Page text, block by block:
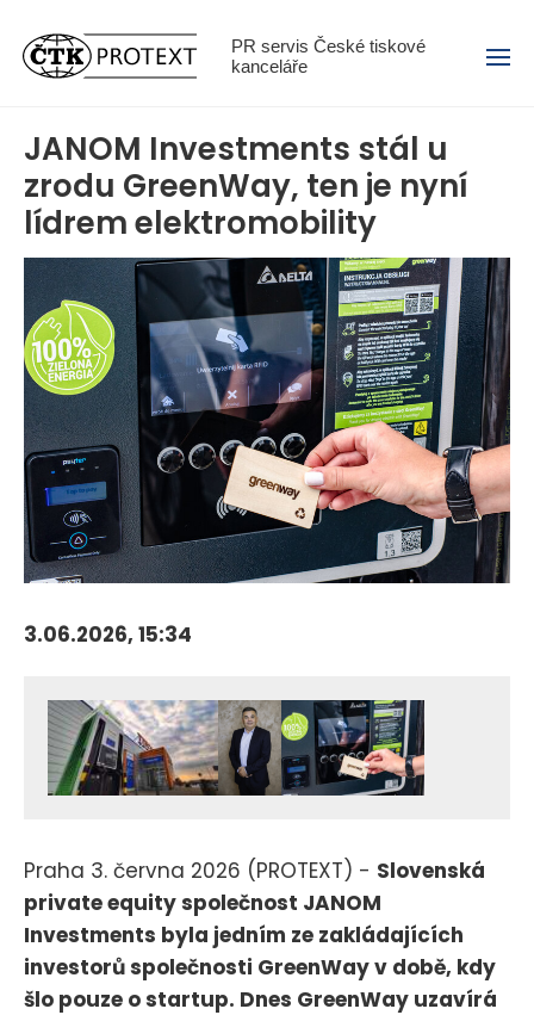
PR servis České tiskové
kanceláře
Menu
JANOM Investments stál u
zrodu GreenWay, ten je nyní
lídrem elektromobility
3.06.2026, 15:34
Praha 3. června 2026 (PROTEXT) - Slovenská
private equity společnost JANOM
Investments byla jedním ze zakládajících
investorů společnosti GreenWay v době, kdy
šlo pouze o startup. Dnes GreenWay uzavírá